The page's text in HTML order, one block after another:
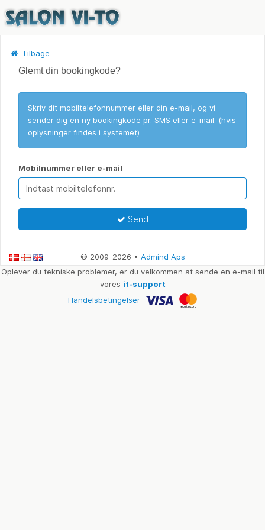
Tilbage
Glemt din bookingkode?
Skriv dit mobiltelefonnummer eller din e-mail, og vi
sender dig en ny bookingkode pr. SMS eller e-mail. (hvis
oplysninger findes i systemet)
Mobilnummer eller e-mail
Send
© 2009-2026 • Admind Aps
Oplever du tekniske problemer, er du velkommen at sende en e-mail til
vores it-support
Handelsbetingelser